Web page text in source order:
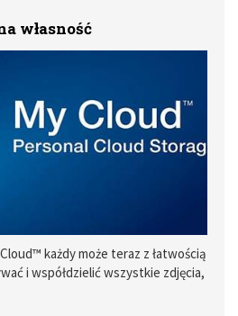
własność
każdy może teraz z łatwością
i współdzielić wszystkie zdjęcia,